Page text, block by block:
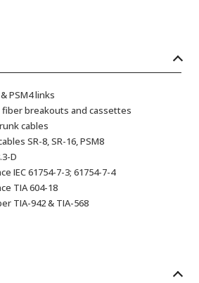
PSM4 links
breakouts and cassettes
cables
SR-8, SR-16, PSM8
D
IEC 61754-7-3; 61754-7-4
TIA 604-18
TIA-942 & TIA-568